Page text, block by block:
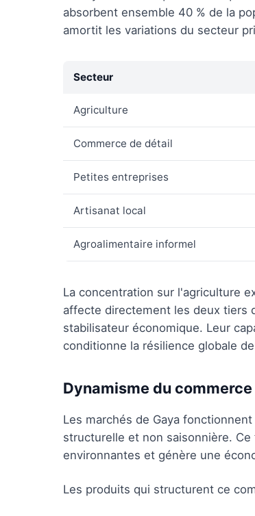
absorbent ensemble 40 % de la
amortit les variations du secteur
Secteur
Agriculture
Commerce de détail
Petites entreprises
Artisanat local
Agroalimentaire informel
La concentration sur l'agriculture
affecte directement les deux tiers
stabilisateur économique. Leur
conditionne la résilience globale de
Dynamisme du
Les marchés de Gaya
structurelle et non saisonnière.
environnantes et génère une
Les produits qui structurent ce